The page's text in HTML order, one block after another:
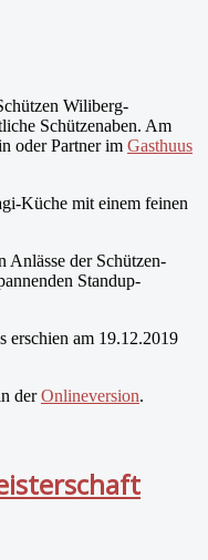
Wiliberg-
Schützenaben. Am
oder Partner im Gasthuus
Küche mit einem feinen
Anlässe der Schützen-
Standup-
erschien am 19.12.2019
derOnlineversion.